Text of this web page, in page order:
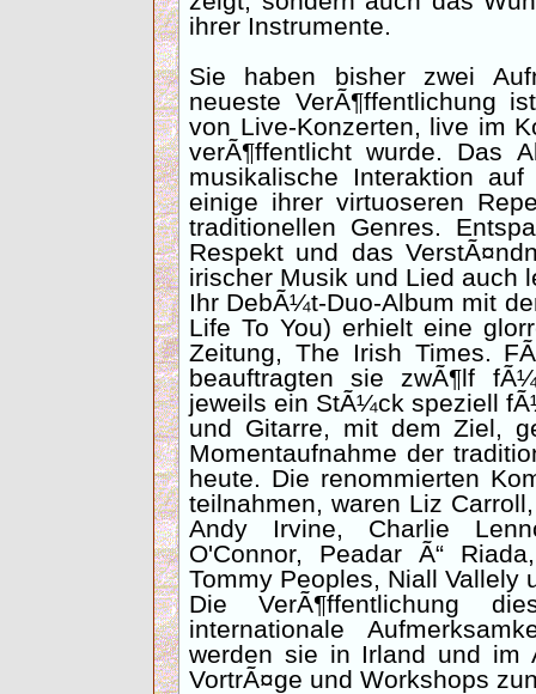
ihrer Instrumente.
Sie haben bisher zwei
neueste VerÃ¶ffentlichung
von Live-Konzerten, live im
verÃ¶ffentlicht wurde. Das
musikalische Interaktion
einige ihrer virtuoseren
traditionellen Genres.
Respekt und das
irischer Musik und Lied auch
Ihr DebÃ¼t-Duo-Album mit
Life To You) erhielt eine
Zeitung, The Irish Times.
beauftragten sie zwÃ¶lf
jeweils ein StÃ¼ck speziell
und Gitarre, mit dem Ziel,
Momentaufnahme der
heute. Die renommierten
teilnahmen, waren Liz
Andy Irvine, Charlie
O'Connor, Peadar Ã“
Tommy Peoples, Niall Vallely
Die VerÃ¶ffentlichung
internationale
werden sie in Irland und im
VortrÃ¤ge und Workshops